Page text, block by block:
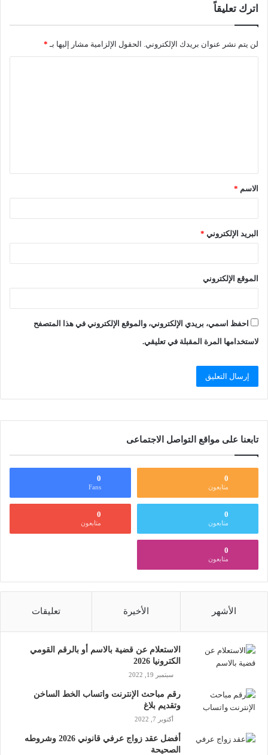
اترك تعليقاً
لن يتم نشر عنوان بريدك الإلكتروني. الحقول الإلزامية مشار إليها بـ *
الاسم *
البريد الإلكتروني *
الموقع الإلكتروني
احفظ اسمي، بريدي الإلكتروني، والموقع الإلكتروني في هذا المتصفح
لاستخدامها المرة المقبلة في تعليقي.
تابعنا على مواقع التواصل الاجتماعى
0
متابعون
0
Fans
0
متابعون
0
متابعون
0
متابعون
الأشهر الأخيرة تعليقات
الاستعلام عن قضية بالاسم أو بالرقم القومي
الكترونيا 2026
سبتمبر 19, 2022
رقم مباحث الإنترنت واتساب الخط الساخن
وتقديم بلاغ
أكتوبر 7, 2022
أفضل عقد زواج عرفي قانوني 2026 وشروطه
الصحيحة